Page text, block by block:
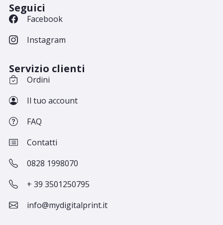
Servizio clienti
Ordini
Il tuo account
FAQ
Contatti
0828 1998070
+ 39 3501250795
info@mydigitalprint.it
Seguici
Facebook
Instagram